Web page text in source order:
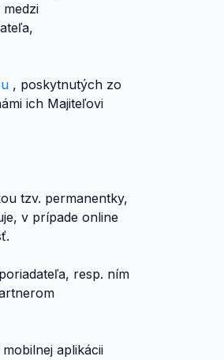
, poskytnutých zo
ich Majiteľovi
tzv. permanentky,
v prípade online
resp. ním
aplikácii